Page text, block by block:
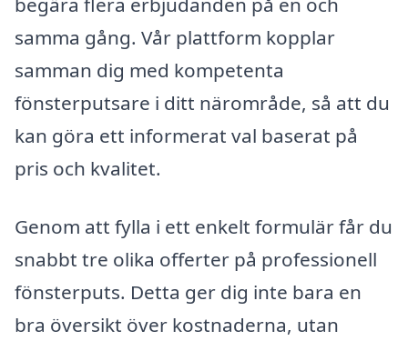
samma gång. Vår plattform kopplar
samman dig med kompetenta
fönsterputsare i ditt närområde, så att du
kan göra ett informerat val baserat på
pris och kvalitet.
Genom att fylla i ett enkelt formulär får du
snabbt tre olika offerter på professionell
fönsterputs. Detta ger dig inte bara en
bra översikt över kostnaderna, utan